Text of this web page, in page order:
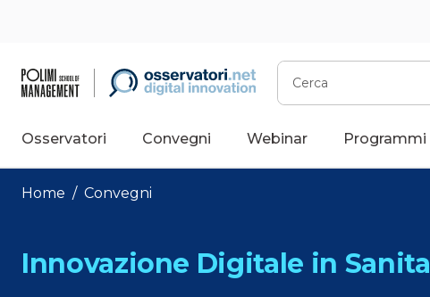
Cerca
Osservatori Convegni Webinar Programmi
Home / Convegni
Innovazione Digitale in